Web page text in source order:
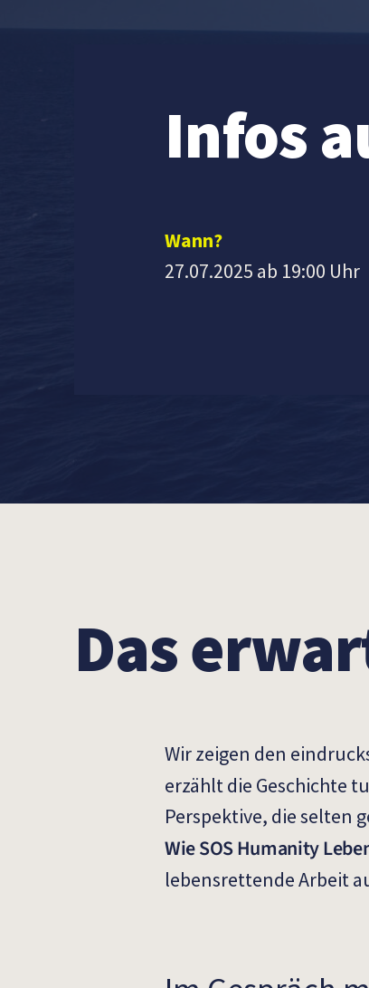
Infos
Wann?
27.07.2025 ab 19:00 Uhr
Das
Wir zeigen den
erzählt die Geschichte
Perspektive, die selten
Wie SOS Humanity
lebensrettende Arbeit